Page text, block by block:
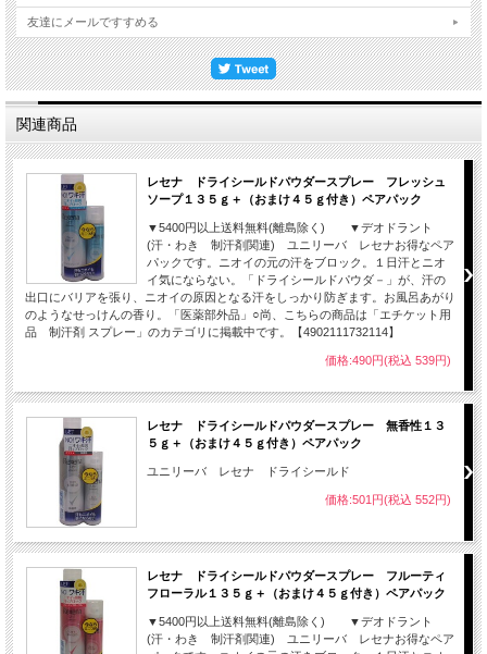
友達にメールですすめる
関連商品
レセナ ドライシールドパウダースプレー フレッシュ
ソープ１３５ｇ＋（おまけ４５ｇ付き）ペアパック
▼5400円以上送料無料(離島除く) ▼デオドラント
(汗・わき 制汗剤関連) ユニリーバ レセナお得なペア
パックです。ニオイの元の汗をブロック。１日汗とニオ
イ気にならない。「ドライシールドパウダ－」が、汗の
出口にバリアを張り、ニオイの原因となる汗をしっかり防ぎます。お風呂あがり
のようなせっけんの香り。「医薬部外品」○尚、こちらの商品は「エチケット用
品 制汗剤 スプレー」のカテゴリに掲載中です。【4902111732114】
価格:490円(税込 539円)
レセナ ドライシールドパウダースプレー 無香性１３
５ｇ＋（おまけ４５ｇ付き）ペアパック
ユニリーバ レセナ ドライシールド
価格:501円(税込 552円)
レセナ ドライシールドパウダースプレー フルーティ
フローラル１３５ｇ＋（おまけ４５ｇ付き）ペアパック
▼5400円以上送料無料(離島除く) ▼デオドラント
(汗・わき 制汗剤関連) ユニリーバ レセナお得なペア